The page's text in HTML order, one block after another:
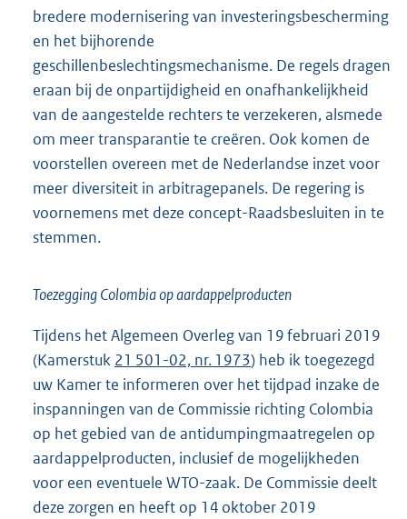
bredere modernisering van investeringsbescherming
en het bijhorende
geschillenbeslechtingsmechanisme. De regels dragen
eraan bij de onpartijdigheid en onafhankelijkheid
van de aangestelde rechters te verzekeren, alsmede
om meer transparantie te creëren. Ook komen de
voorstellen overeen met de Nederlandse inzet voor
meer diversiteit in arbitragepanels. De regering is
voornemens met deze concept-Raadsbesluiten in te
stemmen.
Toezegging Colombia op aardappelproducten
Tijdens het Algemeen Overleg van 19 februari 2019
(Kamerstuk 21 501-02, nr. 1973) heb ik toegezegd
uw Kamer te informeren over het tijdpad inzake de
inspanningen van de Commissie richting Colombia
op het gebied van de antidumpingmaatregelen op
aardappelproducten, inclusief de mogelijkheden
voor een eventuele WTO-zaak. De Commissie deelt
deze zorgen en heeft op 14 oktober 2019